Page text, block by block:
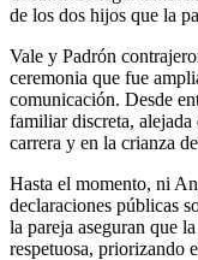
de los dos hijos que la
Vale y Padrón
ceremonia que fue
comunicación. Desde
familiar discreta, alejada
carrera y en la crianza
Hasta el momento, ni
declaraciones públicas
la pareja aseguran que
respetuosa, priorizando